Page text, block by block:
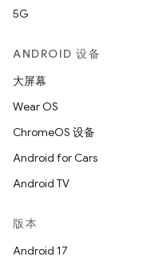
5G
ANDROID 设备
大屏幕
Wear OS
ChromeOS 设备
Android for Cars
Android TV
版本
Android 17